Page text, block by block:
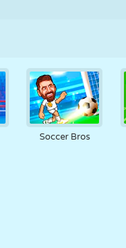
Soccer Bros